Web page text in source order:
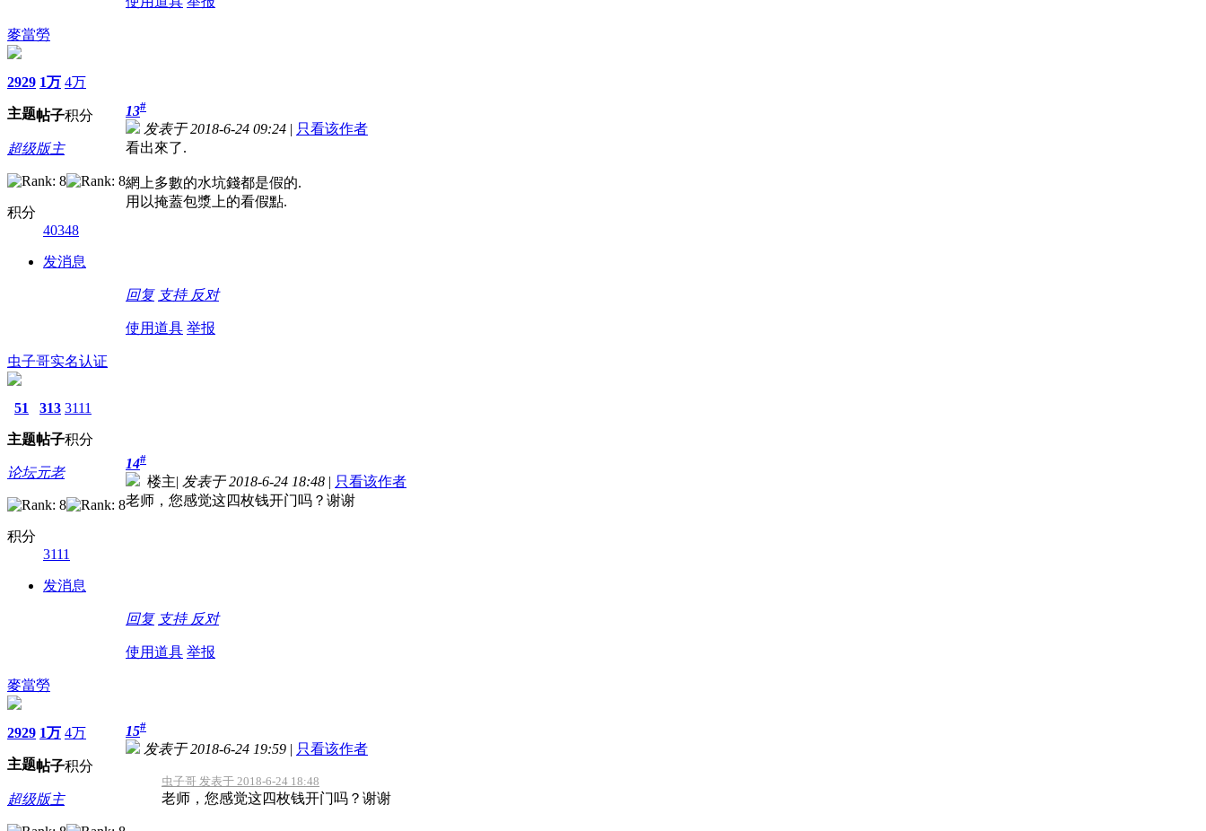
麥當勞
2929
主题
1万
帖子
4万
积分
超级版主
积分
40348
发消息
13#
发表于 2018-6-24 09:24 | 只看该作者
看出來了.
網上多數的水坑錢都是假的.
用以掩蓋包漿上的看假點.
回复 支持 反对
使用道具 举报
虫子哥实名认证
51
主题
313
帖子
3111
积分
论坛元老
积分
3111
发消息
14#
楼主| 发表于 2018-6-24 18:48 | 只看该作者
老师，您感觉这四枚钱开门吗？谢谢
回复 支持 反对
使用道具 举报
麥當勞
2929
主题
1万
帖子
4万
积分
超级版主
15#
发表于 2018-6-24 19:59 | 只看该作者
虫子哥 发表于 2018-6-24 18:48
老师，您感觉这四枚钱开门吗？谢谢